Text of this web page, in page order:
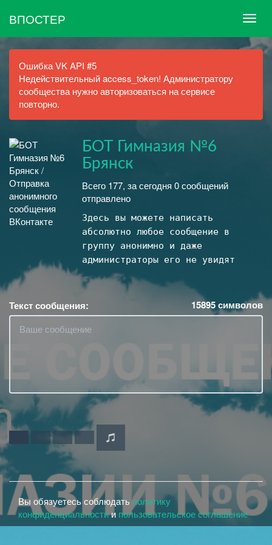
ВПОСТЕР
Ошибка VK API #5
Недействительный access_token! Администратору
сообщества нужно авторизоваться на сервисе
повторно.
БОТ Гимназия №6
Брянск
Всего 177, за сегодня 0 сообщений
отправлено
Здесь вы можете написать
абсолютно любое сообщение в
группу анонимно и даже
администраторы его не увидят
Текст сообщения: 15895символов
Вы обязуетесь соблюдатьполитику
конфиденциальностии пользовательское соглашение